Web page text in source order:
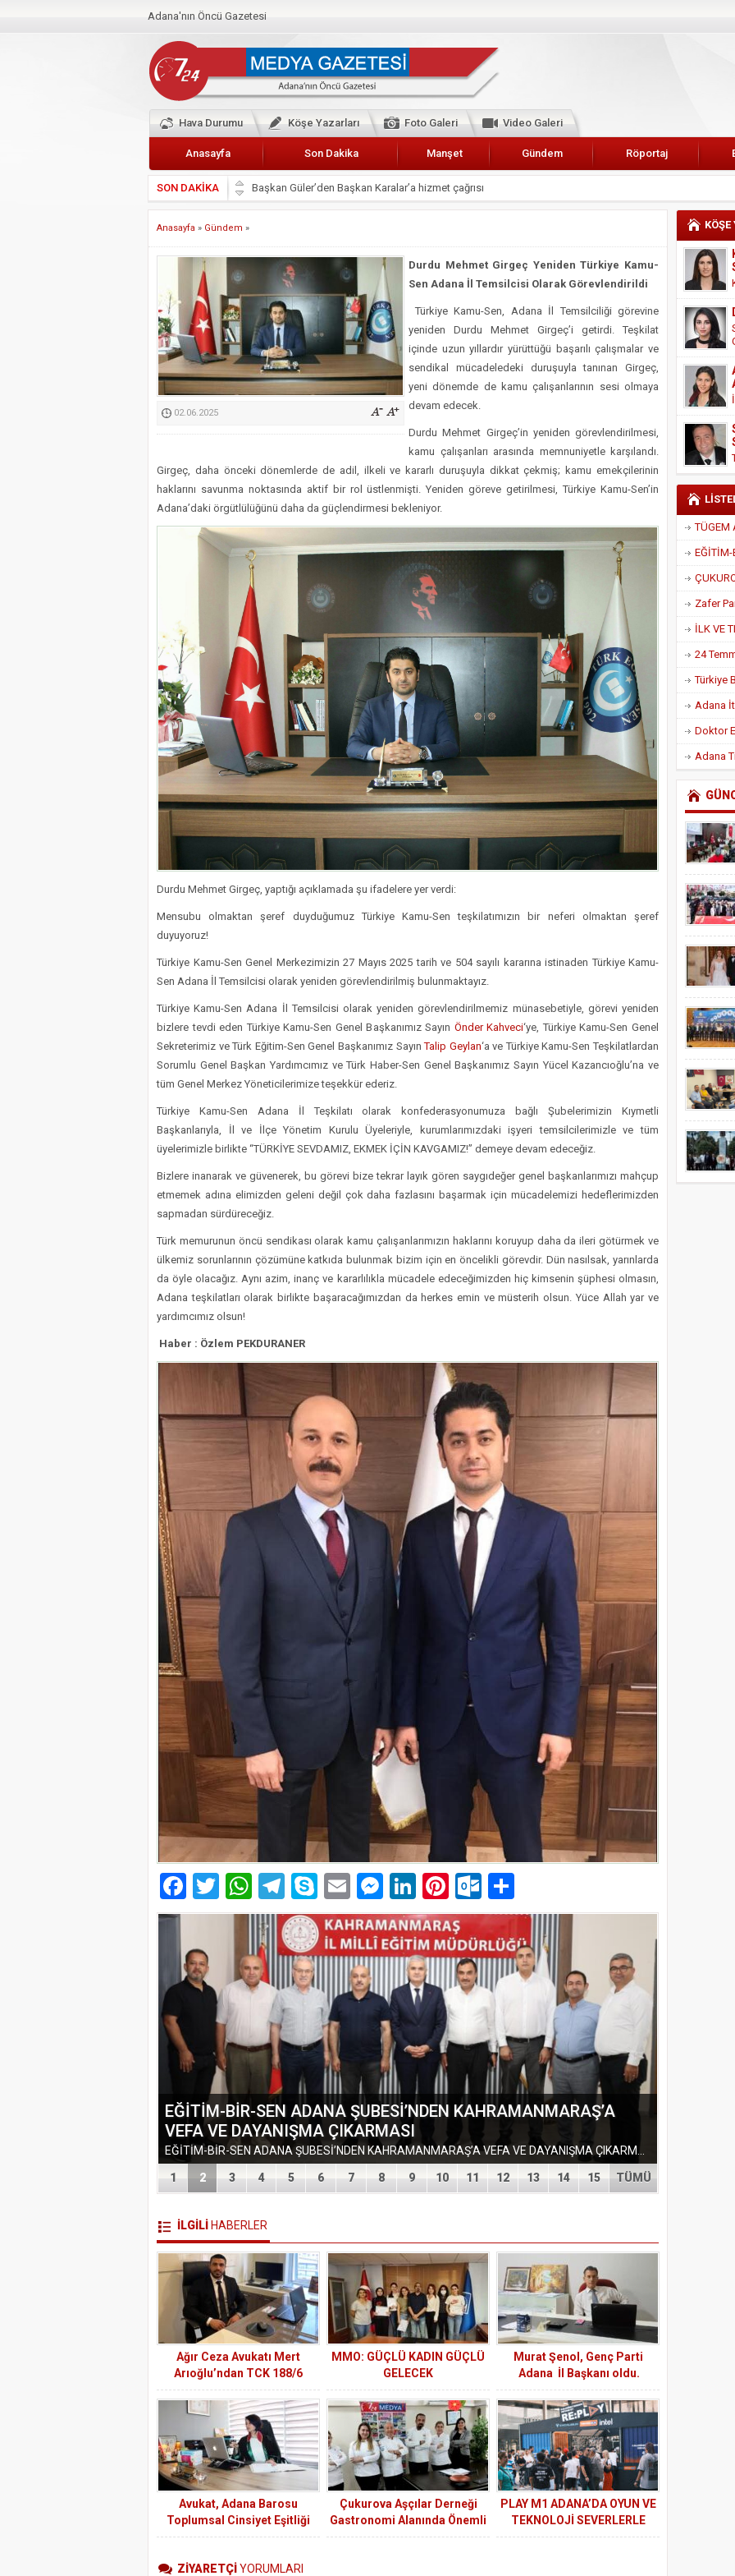
Adana'nın Öncü Gazetesi
Hava Durumu Köşe Yazarları Foto Galeri Video Galeri
Anasayfa Son Dakika Manşet Gündem Röportaj
SON DAKİKA
Başkan Güler’den Başkan Karalar’a hizmet çağrısı
Lokantacılar ve Kebapçılar Esnaf Odası Başkanı Şefik Arslan
HDP İL BİNASININ ÖNÜNDE ANNELER TARİH YAZIYORLAR
CEYHAN TİCARET ODASI
Hainler emellerine asla erişemeyecekler
BÖLGEMİZ ÇUKUROVA’DA 2019 YILI PAMUK HASADINA BAŞLANDI
İyi Parti Yüreğir İlçe Başkanı Enis Akyürek
Kimyasallardan Koruma Derneği Başkanı Cennet Çelik
Anasayfa » Gündem »
02.06.2025
Durdu Mehmet Girgeç Yeniden Türkiye Kamu-
Sen Adana İl Temsilcisi Olarak Görevlendirildi
Türkiye Kamu-Sen, Adana İl Temsilciliği görevine
yeniden Durdu Mehmet Girgeç’i getirdi. Teşkilat
içinde uzun yıllardır yürüttüğü başarılı çalışmalar ve
sendikal mücadeledeki duruşuyla tanınan Girgeç,
yeni dönemde de kamu çalışanlarının sesi olmaya
devam edecek.
Durdu Mehmet Girgeç’in yeniden görevlendirilmesi,
kamu çalışanları arasında memnuniyetle karşılandı.
Girgeç, daha önceki dönemlerde de adil, ilkeli ve kararlı duruşuyla dikkat çekmiş; kamu emekçilerinin
haklarını savunma noktasında aktif bir rol üstlenmişti. Yeniden göreve getirilmesi, Türkiye Kamu-Sen’in
Adana’daki örgütlülüğünü daha da güçlendirmesi bekleniyor.
Durdu Mehmet Girgeç, yaptığı açıklamada şu ifadelere yer verdi:
Mensubu olmaktan şeref duyduğumuz Türkiye Kamu-Sen teşkilatımızın bir neferi olmaktan şeref
duyuyoruz!
Türkiye Kamu-Sen Genel Merkezimizin 27 Mayıs 2025 tarih ve 504 sayılı kararına istinaden Türkiye Kamu-
Sen Adana İl Temsilcisi olarak yeniden görevlendirilmiş bulunmaktayız.
Türkiye Kamu-Sen Adana İl Temsilcisi olarak yeniden görevlendirilmemiz münasebetiyle, görevi yeniden
bizlere tevdi eden Türkiye Kamu-Sen Genel Başkanımız Sayın Önder Kahveci‘ye, Türkiye Kamu-Sen Genel
Sekreterimiz ve Türk Eğitim-Sen Genel Başkanımız SayınTalip Geylan‘a ve Türkiye Kamu-Sen Teşkilatlardan
Sorumlu Genel Başkan Yardımcımız ve Türk Haber-Sen Genel Başkanımız Sayın Yücel Kazancıoğlu’na ve
tüm Genel Merkez Yöneticilerimize teşekkür ederiz.
Türkiye Kamu-Sen Adana İl Teşkilatı olarak konfederasyonumuza bağlı Şubelerimizin Kıymetli
Başkanlarıyla, İl ve İlçe Yönetim Kurulu Üyeleriyle, kurumlarımızdaki işyeri temsilcilerimizle ve tüm
üyelerimizle birlikte “TÜRKİYE SEVDAMIZ, EKMEK İÇİN KAVGAMIZ!” demeye devam edeceğiz.
Bizlere inanarak ve güvenerek, bu görevi bize tekrar layık gören saygıdeğer genel başkanlarımızı mahçup
etmemek adına elimizden geleni değil çok daha fazlasını başarmak için mücadelemizi hedeflerimizden
sapmadan sürdüreceğiz.
Türk memurunun öncü sendikası olarak kamu çalışanlarımızın haklarını koruyup daha da ileri götürmek ve
ülkemiz sorunlarının çözümüne katkıda bulunmak bizim için en öncelikli görevdir. Dün nasılsak, yarınlarda
da öyle olacağız. Aynı azim, inanç ve kararlılıkla mücadele edeceğimizden hiç kimsenin şüphesi olmasın,
Adana teşkilatları olarak birlikte başaracağımızdan da herkes emin ve müsterih olsun. Yüce Allah yar ve
yardımcımız olsun!
Haber : Özlem PEKDURANER
Facebook
Twitter
WhatsApp
Telegram
SkypeEmailMessenger
LinkedIn
Pinterest
Outlook.com
EĞİTİM-BİR-SEN ADANA ŞUBESİ’NDEN KAHRAMANMARAŞ’A
VEFA VE DAYANIŞMA ÇIKARMASI
1 2 3 4 5 6 7 8 9 10 11 12 13 14 15 TÜMÜ
İLGİLİ HABERLER
Ağır Ceza Avukatı Mert
Arıoğlu’ndan TCK 188/6
Uyarısı: Reçeteli ve İzne Bağlı
Maddelerin Kötüye Kullanımı
Ciddi Suçtur
MMO: GÜÇLÜ KADIN GÜÇLÜ
GELECEK
Murat Şenol, Genç Parti
Adana İl Başkanı oldu.
Avukat, Adana Barosu
Toplumsal Cinsiyet Eşitliği
Komisyon Başkanı Dilara
olarak bir kişinin herhangi bir
Çukurova Aşçılar Derneği
Gastronomi Alanında Önemli
Çalışmalara İmza Atıyor
PLAY M1 ADANA’DA OYUN VE
TEKNOLOJİ SEVERLERLE
BULUŞTU
ZİYARETÇİYORUMLARI
Adana